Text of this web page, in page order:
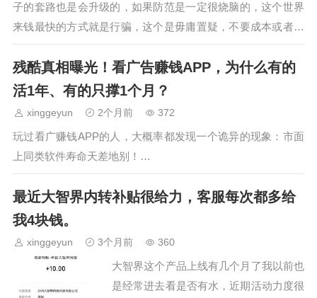
子的套路也是会升级的，如果防范是一定很烧脑的，这个世界
来钱最快的方式就是行骗，这个是毋庸置疑，不要成本或者只
需要少量成本制造幻想和预期就可以获得…
残酷真相曝光！看广告赚钱APP，为什么有的
活1年、有的只撑1个月？
xinggeyun 2个月前 372
玩过看广赚钱APP的人，大概率都发现一个诡异的现象：市面
上同类软件寿命天差地别！…
最近大智界内转补贴很给力，客服每次都多给
我4块钱。
xinggeyun 3个月前 360
大智界这个产品上线有几个月了我以前也
是经常进去看是否有水，近期活动力度很